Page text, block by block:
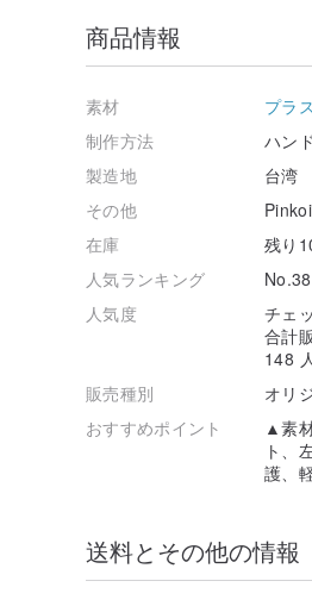
#携帯電話、コンピュータ
た返品や交換はできません
（国内では1〜3日以内に受
に感謝しながら待っていま
産地・製法
台湾
商品情報
素材
プラ
制作方法
ハン
製造地
台湾
その他
在庫
残り
人気ランキング
人気度
チェ
合計
148
販売種別
オリ
おすすめポイント
▲素
ト、
護、
送料とその他の情報